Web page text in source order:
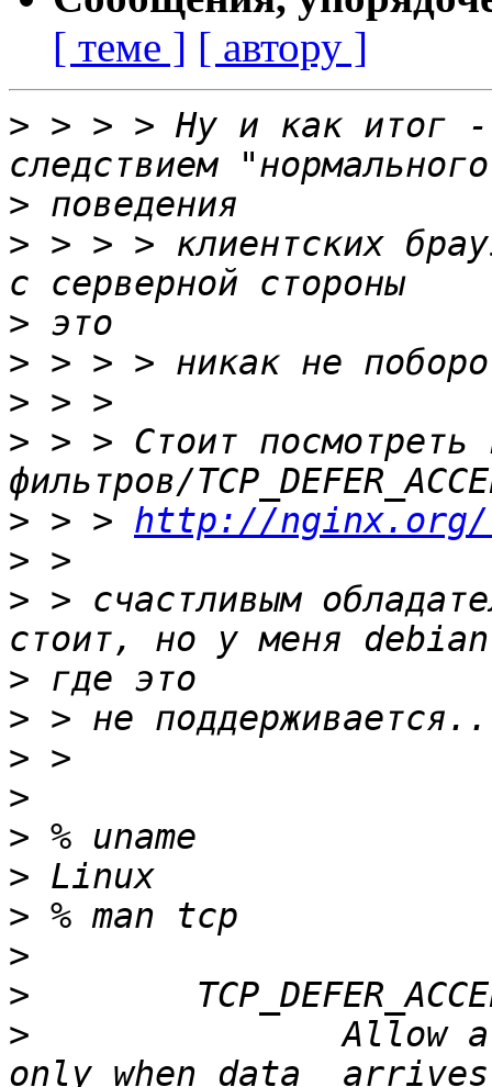
[ теме ] [ автору ]
> > > > Ну и как итог -
>
> > > > клиентских
>
>
>
> > > Стоит
> > > http://
>
> > счастливым
>
>
>
>
>
>
>
>
>
>
Allow